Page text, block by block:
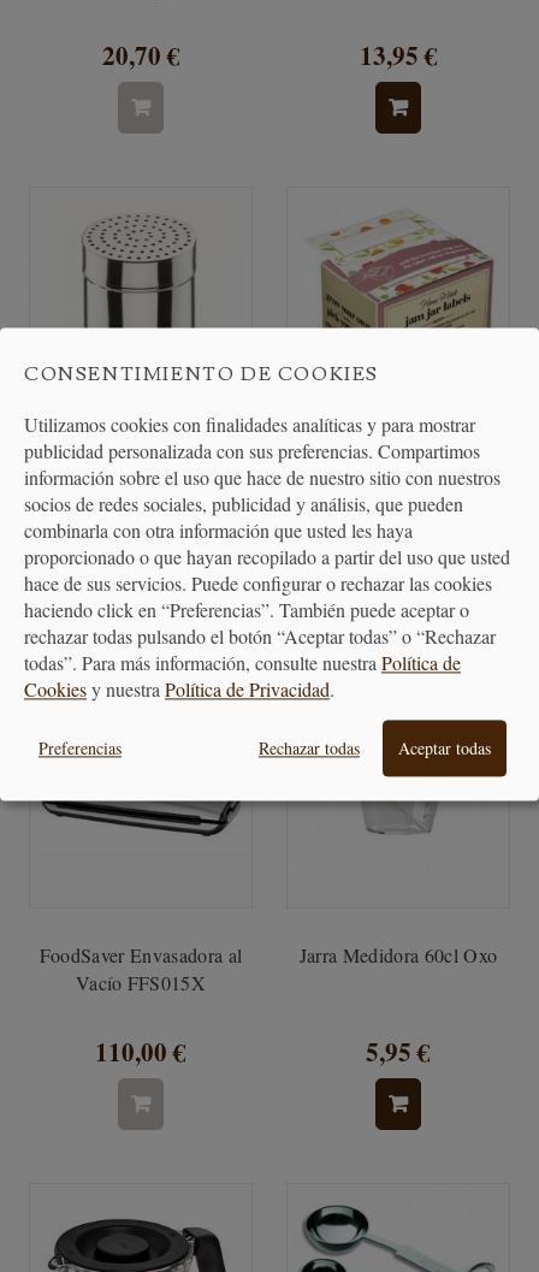
20,70 € 13,95 €
Especiero Agujero Grande
10,65 €
Etiquetas Adhesivas
4,50 €
FoodSaver Envasadora al
Vacío FFS015X
110,00 €
Jarra Medidora 60cl Oxo
5,95 €
CONSENTIMIENTO DE COOKIES
Utilizamos cookies con finalidades analíticas y para mostrar
publicidad personalizada con sus preferencias. Compartimos
información sobre el uso que hace de nuestro sitio con nuestros
socios de redes sociales, publicidad y análisis, que pueden
combinarla con otra información que usted les haya
proporcionado o que hayan recopilado a partir del uso que usted
hace de sus servicios. Puede configurar o rechazar las cookies
haciendo click en “Preferencias”. También puede aceptar o
rechazar todas pulsando el botón “Aceptar todas” o “Rechazar
todas”. Para más información, consulte nuestra Política de
Cookiesy nuestra Política de Privacidad.
Preferencias Rechazar todas Aceptar todas